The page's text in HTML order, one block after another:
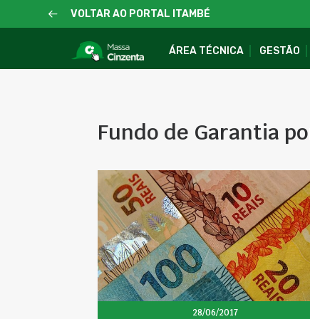
VOLTAR AO PORTAL ITAMBÉ
ÁREA TÉCNICA GESTÃO
Fundo de Garantia
28/06/2017